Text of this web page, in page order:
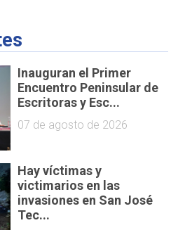
Inauguran el Primer
Encuentro Peninsular de
Escritoras y Esc...
07 de agosto de 2026
Hay víctimas y
victimarios en las
invasiones en San José
Tec...